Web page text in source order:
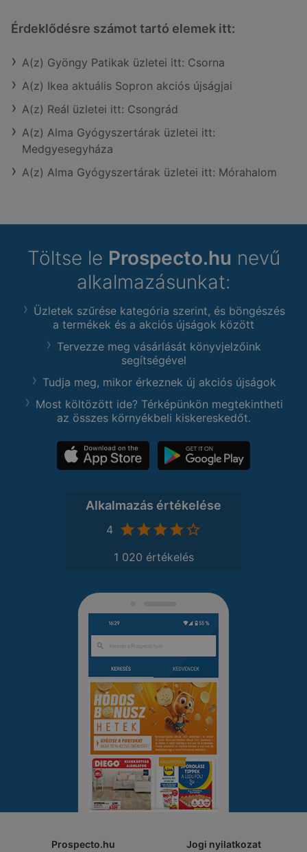
Érdeklődésre számot tartó elemek itt:
A(z) Gyöngy Patikak üzletei itt: Csorna
A(z) Ikea aktuális Sopron akciós újságjai
A(z) Reál üzletei itt: Csongrád
A(z) Alma Gyógyszertárak üzletei itt:
Medgyesegyháza
A(z) Alma Gyógyszertárak üzletei itt: Mórahalom
Töltse le Prospecto.hu nevű
alkalmazásunkat:
Üzletek szűrése kategória szerint, és böngészés
a termékek és a akciós újságok között
Tervezze meg vásárlását könyvjelzőink
segítségével
Tudja meg, mikor érkeznek új akciós újságok
Most költözött ide? Térképünkön megtekintheti
az összes környékbeli kiskereskedőt.
Alkalmazás értékelése
4
1 020 értékelés
Prospecto.hu Jogi nyilatkozat